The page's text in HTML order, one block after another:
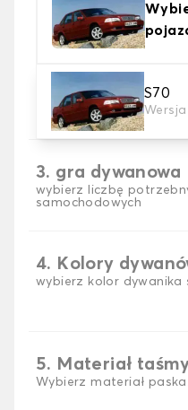
S70
2. Materiał
wybierz materiał
3. gra dywanowa
wybierz liczbę
samochodowych
4. Kolory
wybierz kolor dywanika
5. Materiał
Wybierz materiał